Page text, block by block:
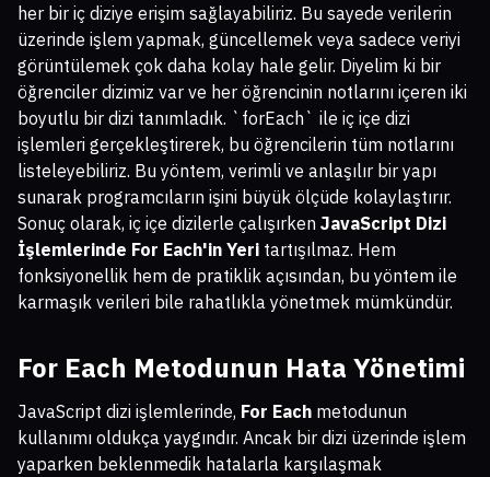
her bir iç diziye erişim sağlayabiliriz. Bu sayede verilerin
üzerinde işlem yapmak, güncellemek veya sadece veriyi
görüntülemek çok daha kolay hale gelir. Diyelim ki bir
öğrenciler dizimiz var ve her öğrencinin notlarını içeren iki
boyutlu bir dizi tanımladık. `forEach` ile iç içe dizi
işlemleri gerçekleştirerek, bu öğrencilerin tüm notlarını
listeleyebiliriz. Bu yöntem, verimli ve anlaşılır bir yapı
sunarak programcıların işini büyük ölçüde kolaylaştırır.
Sonuç olarak, iç içe dizilerle çalışırken JavaScript Dizi
İşlemlerinde For Each'in Yeri tartışılmaz. Hem
fonksiyonellik hem de pratiklik açısından, bu yöntem ile
karmaşık verileri bile rahatlıkla yönetmek mümkündür.
For Each Metodunun Hata Yönetimi
JavaScript dizi işlemlerinde, For Each metodunun
kullanımı oldukça yaygındır. Ancak bir dizi üzerinde işlem
yaparken beklenmedik hatalarla karşılaşmak